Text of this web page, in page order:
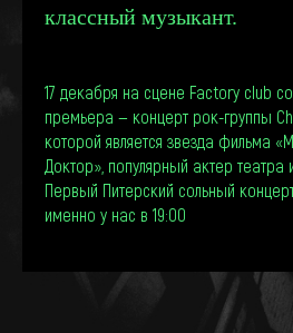
классный музыкант.
17 декабря на сцене Factory club
премьера — концерт рок-группы
которой является звезда фильма
Доктор», популярный актер
Первый Питерский сольный
именно у нас в 19:00